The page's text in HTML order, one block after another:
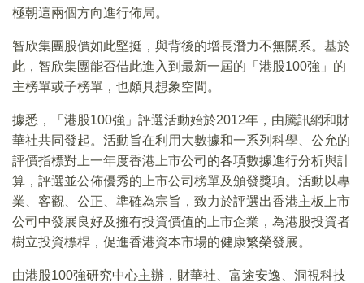
極朝這兩個方向進行佈局。
智欣集團股價如此堅挺，與背後的增長潛力不無關系。基於
此，智欣集團能否借此進入到最新一屆的「港股100強」的
主榜單或子榜單，也頗具想象空間。
據悉，「港股100強」評選活動始於2012年，由騰訊網和財
華社共同發起。活動旨在利用大數據和一系列科學、公允的
評價指標對上一年度香港上市公司的各項數據進行分析與計
算，評選並公佈優秀的上市公司榜單及頒發獎項。活動以專
業、客觀、公正、準確為宗旨，致力於評選出香港主板上市
公司中發展良好及擁有投資價值的上市企業，為港股投資者
樹立投資標桿，促進香港資本市場的健康繁榮發展。
由港股100強研究中心主辦，財華社、富途安逸、洞視科技